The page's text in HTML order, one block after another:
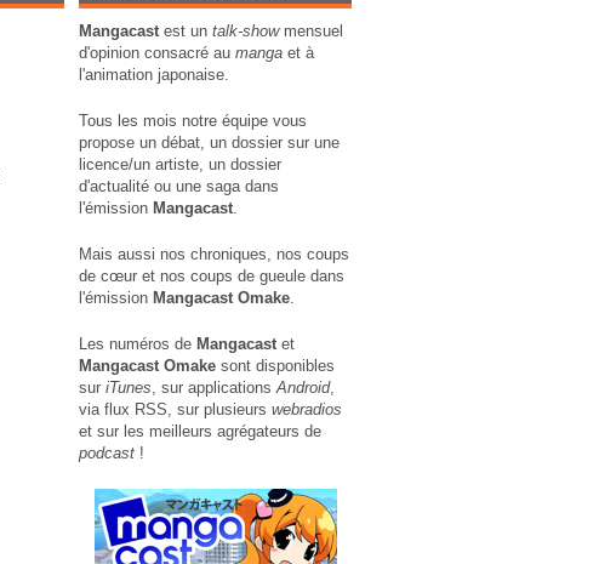
Mangacastest un talk-showmensuel
d'opinion consacré au manga et à
l'animation japonaise.
Tous les mois notre équipe vous
propose un débat, un dossier sur une
licence/un artiste, un dossier
d'actualité ou une saga dans
l'émission Mangacast.
Mais aussi nos chroniques, nos coups
de cœur et nos coups de gueule dans
l'émission Mangacast Omake.
Les numéros de Mangacastet
Mangacast Omake sont disponibles
sur iTunes, sur applicationsAndroid,
via flux RSS, sur plusieurs webradios
et sur les meilleurs agrégateurs de
podcast !